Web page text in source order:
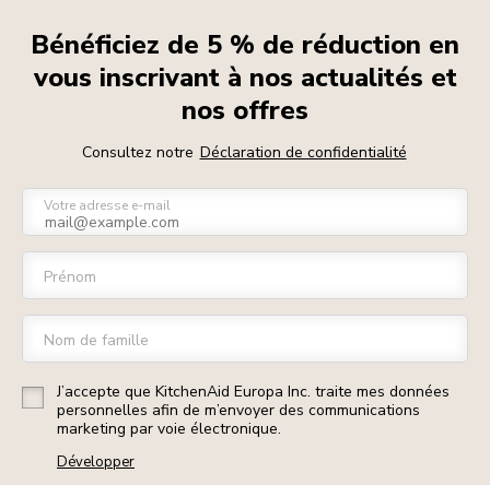
Bénéficiez de 5 % de réduction en
vous inscrivant à nos actualités et
nos offres
Consultez notre Déclaration de confidentialité
Votre adresse e-mail
Prénom
Nom de famille
J’accepte que KitchenAid Europa Inc. traite mes données
personnelles afin de m’envoyer des communications
marketing par voie électronique.
Développer